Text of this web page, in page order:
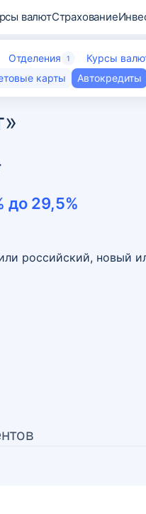
валютСтрахование
Отделения 1 Курсы
карты Автокредиты
до 29,5%
российский, новый